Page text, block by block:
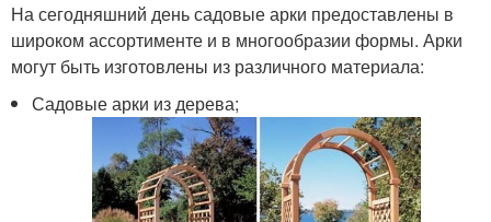
На сегодняшний день садовые арки предоставлены в
широком ассортименте и в многообразии формы. Арки
могут быть изготовлены из различного материала:
Садовые арки из дерева;